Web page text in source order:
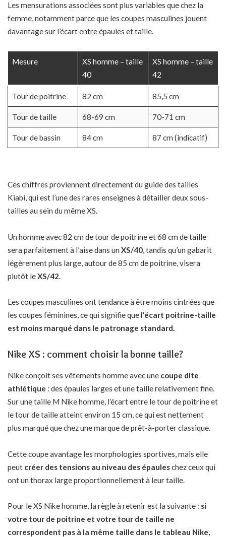
Les mensurations associées sont plus variables que chez la
femme, notamment parce que les coupes masculines jouent
davantage sur l’écart entre épaules et taille.
Mesure
XS homme – taille
40
XS homme – taille
42
Tour de poitrine 82 cm 85,5 cm
Tour de taille 68-69 cm 70-71 cm
Tour de bassin 84 cm 87 cm (indicatif)
Ces chiffres proviennent directement du guide des tailles
Kiabi, qui est l’une des rares enseignes à détailler deux sous-
tailles au sein du même XS.
Un homme avec 82 cm de tour de poitrine et 68 cm de taille
sera parfaitement à l’aise dans un XS/40, tandis qu’un gabarit
légèrement plus large, autour de 85 cm de poitrine, visera
plutôt leXS/42.
Les coupes masculines ont tendance à être moins cintrées que
les coupes féminines, ce qui signifie que l’écart poitrine-taille
est moins marqué dans le patronage standard.
Nike XS : comment choisir la bonne taille?
Nike conçoit ses vêtements homme avec une coupe dite
athlétique : des épaules larges et une taille relativement fine.
Sur une taille M Nike homme, l’écart entre le tour de poitrine et
le tour de taille atteint environ 15 cm, ce qui est nettement
plus marqué que chez une marque de prêt-à-porter classique.
Cette coupe avantage les morphologies sportives, mais elle
peut créer des tensions au niveau des épauleschez ceux qui
ont un thorax large proportionnellement à leur taille.
Pour le XS Nike homme, la règle à retenir est la suivante : si
votre tour de poitrine et votre tour de taille ne
correspondent pas à la même taille dans le tableau Nike,